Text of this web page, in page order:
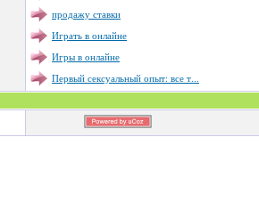
продажу ставки
Играть в онлайне
Игры в онлайне
Первый сексуальный опыт: все т...